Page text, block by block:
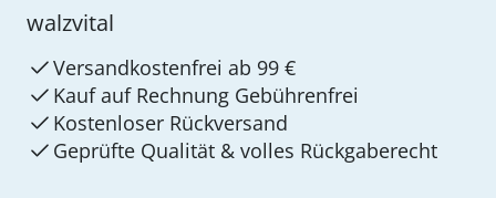
walzvital
Versandkostenfrei ab 99 €
Kauf auf Rechnung Gebührenfrei
Kostenloser Rückversand
Geprüfte Qualität & volles Rückgaberecht